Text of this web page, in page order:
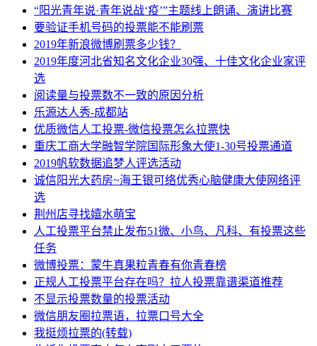
“阳光青年说·青年说战‘疫’”主题线上朗诵、演讲比赛
要验证手机号码的投票能不能刷票
2019年新浪微博刷票多少钱？
2019年度河北省知名文化企业30强、十佳文化企业家评
选
阅读量与投票数不一致的原因分析
乐源达人秀-成都站
优质微信人工投票-微信投票怎么拉票快
重庆工商大学融智学院国际形象大使1-30号投票通道
2019帆软数据追梦人评选活动
诚信阳光大药房~海王银可络优秀心脑健康大使网络评
选
荆州店寻找嬉水萌宝
人工投票平台禁止发布51微、小鸟、凡科、有投票这些
任务
微博投票：蒙牛真果粒青春有你青春榜
正规人工投票平台存在吗？拉人投票靠谱渠道推荐
不显示投票数量的投票活动
微信朋友圈拉票语，拉票口号大全
我挺烦拉票的(转载)